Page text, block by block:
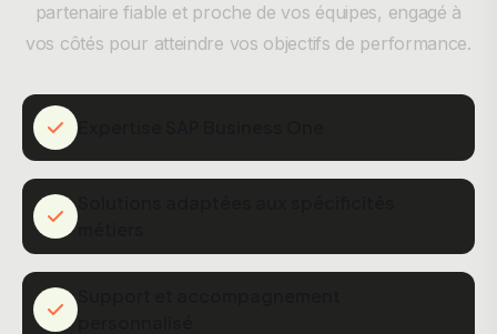
partenaire fiable et proche de vos équipes, engagé à
vos côtés pour atteindre vos objectifs de performance.